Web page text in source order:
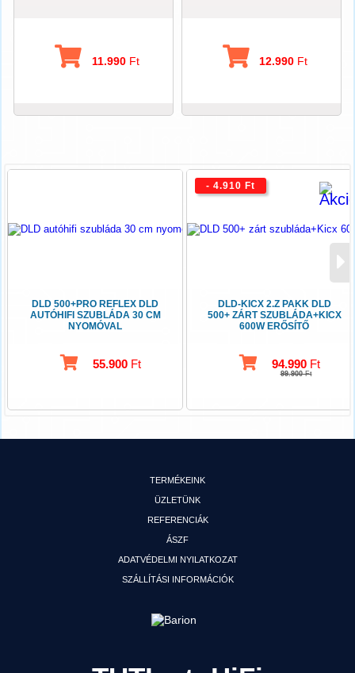
11.990Ft 12.990 Ft
DLD 500+PRO REFLEX DLD
AUTÓHIFI SZUBLÁDA 30 CM
NYOMÓVAL
55.900 Ft
DLD-KICX 2.Z PAKK DLD
500+ ZÁRT SZUBLÁDA+KICX
600W ERŐSÍTŐ
94.990 Ft
99.900Ft
- 4.910 Ft
TERMÉKEINK
ÜZLETÜNK
REFERENCIÁK
ÁSZF
ADATVÉDELMI NYILATKOZAT
SZÁLLÍTÁSI INFORMÁCIÓK